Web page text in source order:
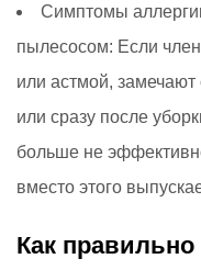
Симптомы
пылесосом: Если
или астмой,
или сразу после
больше не
вместо этого
Как правильно